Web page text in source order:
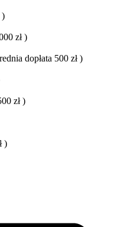
)
zł)
dopłata 500 zł)
zł)
)